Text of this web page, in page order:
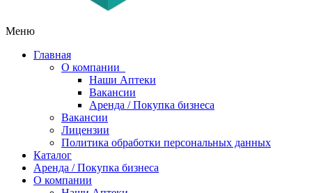
Меню
Главная
О компании
Наши Аптеки
Вакансии
Аренда / Покупка бизнеса
Вакансии
Лицензии
Политика обработки персональных данных
Каталог
Аренда / Покупка бизнеса
О компании